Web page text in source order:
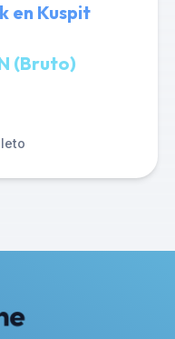
en Kuspit
(Bruto)